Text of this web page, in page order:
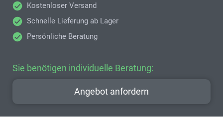
Kostenloser Versand
Schnelle Lieferung ab Lager
Persönliche Beratung
Sie benötigen individuelle Beratung:
Angebot anfordern